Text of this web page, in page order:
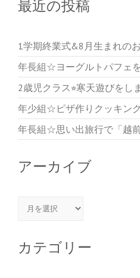
最近の投稿
1学期終業式&8月生まれの
年長組☆ヨーグルトパフェ
2歳児クラス⭐︎寒天遊びをし
年少組☆ピザ作りクッキン
年長組☆思い出旅行で「越
アーカイブ
アーカイブ
カテゴリー